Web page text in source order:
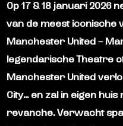
Op 17 & 18 januari 2026
van de meest
Manchester United –
legendarische
Theatre
Manchester United
City… en zal in eigen
revanche. Verwacht